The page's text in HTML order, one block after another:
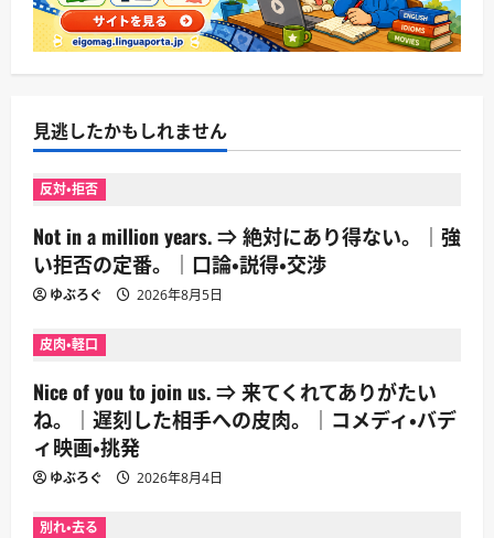
見逃したかもしれません
反対・拒否
Not in a million years. ⇒ 絶対にあり得ない。｜強
い拒否の定番。｜口論・説得・交渉
ゆぶろぐ 2026年8月5日
皮肉・軽口
Nice of you to join us. ⇒ 来てくれてありがたい
ね。｜遅刻した相手への皮肉。｜コメディ・バデ
ィ映画・挑発
ゆぶろぐ 2026年8月4日
別れ・去る